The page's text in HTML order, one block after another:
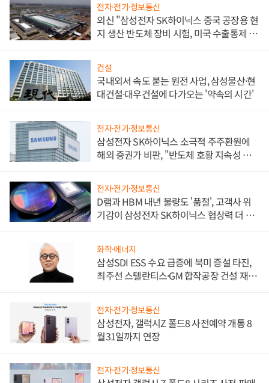
전자·전기·정보통신
외신 "삼성전자 SK하이닉스 중국 공장용 현
지 생산 반도체 장비 시험, 미국 수출통제 대
건설
국내외서 속도 붙는 원전 사업, 삼성물산·현
대건설·대우건설에 다가오는 '약속의 시간'
전자·전기·정보통신
삼성전자 SK하이닉스 소극적 주주환원에
해외 증권가 비판, "반도체 호황 지속성 의
전자·전기·정보통신
D램과 HBM 내년 물량도 '품절', 고객사 위
기감이 삼성전자 SK하이닉스 협상력 더 키
화학·에너지
삼성SDI ESS 수요 급증에 북미 증설 타진,
최주선 스텔란티스·GM 합작공장 건설 재추
전자·전기·정보통신
삼성전자, 갤럭시Z 폴드8 사전예약 개통 8
월31일까지 연장
전자·전기·정보통신